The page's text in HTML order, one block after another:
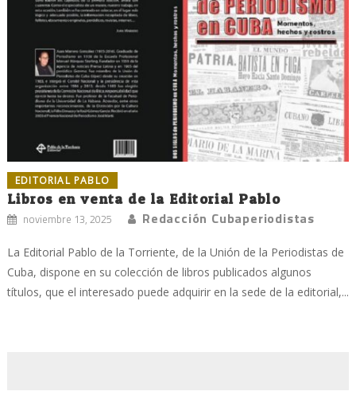
EDITORIAL PABLO
Libros en venta de la Editorial Pablo
noviembre 13, 2025 Redacción Cubaperiodistas
La Editorial Pablo de la Torriente, de la Unión de la Periodistas de
Cuba, dispone en su colección de libros publicados algunos
títulos, que el interesado puede adquirir en la sede de la editorial,...